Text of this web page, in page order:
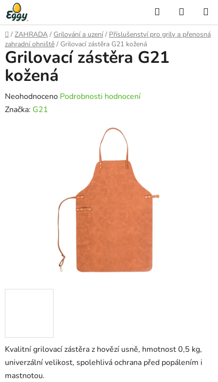
Přejít
na
obsah
Hledat
KOŠÍK
Domů
/ ZAHRADA / Grilování a uzení / Příslušenství pro grily a přenosná
zahradní ohniště / Grilovací zástěra G21 kožená
Kvalitní grilovací zástěra z hovězí usně, hmotnost 0,5 kg,
univerzální velikost, spolehlivá ochrana před popálením i
mastnotou.
Grilovací zástěra G21
kožená
Průměrné
hodnocení
Neohodnoceno Podrobnosti hodnocení
Značka: G21